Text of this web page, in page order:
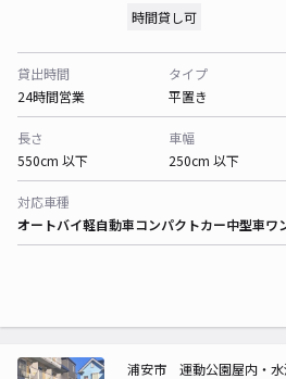
時間貸し可
貸出時間
24時間営業
タイプ
平置き
長さ
550cm 以下
車幅
250cm 以下
対応車種
オートバイ軽自動車コンパクトカー中型車ワ
浦安市 運動公園屋内・水